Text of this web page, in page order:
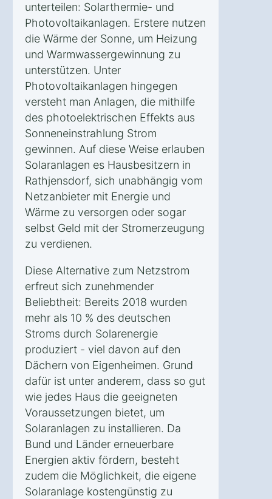
unterteilen: Solarthermie- und
Photovoltaikanlagen. Erstere nutzen
die Wärme der Sonne, um Heizung
und Warmwassergewinnung zu
unterstützen. Unter
Photovoltaikanlagen hingegen
versteht man Anlagen, die mithilfe
des photoelektrischen Effekts aus
Sonneneinstrahlung Strom
gewinnen. Auf diese Weise erlauben
Solaranlagen es Hausbesitzern in
Rathjensdorf, sich unabhängig vom
Netzanbieter mit Energie und
Wärme zu versorgen oder sogar
selbst Geld mit der Stromerzeugung
zu verdienen.
Diese Alternative zum Netzstrom
erfreut sich zunehmender
Beliebtheit: Bereits 2018 wurden
mehr als 10 % des deutschen
Stroms durch Solarenergie
produziert - viel davon auf den
Dächern von Eigenheimen. Grund
dafür ist unter anderem, dass so gut
wie jedes Haus die geeigneten
Voraussetzungen bietet, um
Solaranlagen zu installieren. Da
Bund und Länder erneuerbare
Energien aktiv fördern, besteht
zudem die Möglichkeit, die eigene
Solaranlage kostengünstig zu